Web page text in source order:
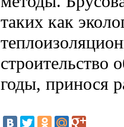
таких как
строительство
годы, принося